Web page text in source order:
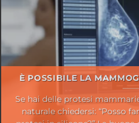
È POSSIBILE LA
Se hai delle protesi
naturale chiedersi: “Posso